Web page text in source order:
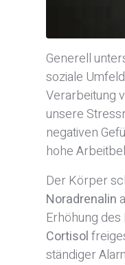
Generell
soziale
Verarbeitung
unsere
negativen
hohe
Der Körper
Noradrenalin
Erhöhung
Cortisol
ständiger